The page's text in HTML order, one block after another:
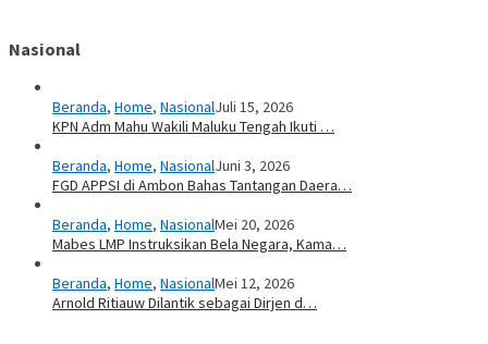
Nasional
Beranda, Home, NasionalJuli 15, 2026
KPN Adm Mahu Wakili Maluku Tengah Ikuti …
Beranda, Home, NasionalJuni 3, 2026
FGD APPSI di Ambon Bahas Tantangan Daera…
Beranda, Home, NasionalMei 20, 2026
Mabes LMP Instruksikan Bela Negara, Kama…
Beranda, Home, NasionalMei 12, 2026
Arnold Ritiauw Dilantik sebagai Dirjen d…